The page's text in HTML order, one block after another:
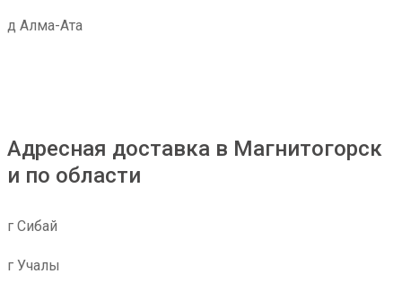
д Алма-Ата
Адресная доставка в Магнитогорск
и по области
г Сибай
г Учалы